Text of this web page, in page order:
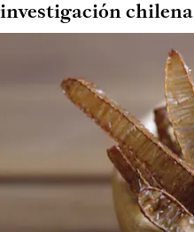
investigación chilena